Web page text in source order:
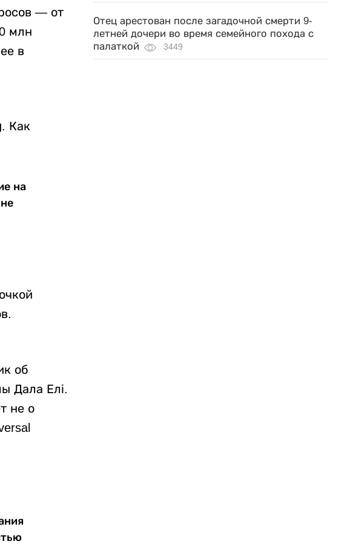
— от
млн
в
Как
на
об
Дала Елі.
не о
Отец арестован после загадочной смерти 9-
летней дочери во время семейного похода с
палаткой
3449